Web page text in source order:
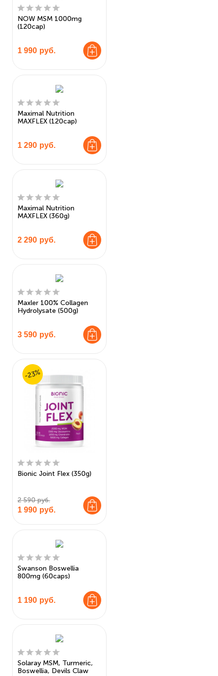
NOW MSM 1000mg
(120cap)
1 990 руб.
Maximal Nutrition
MAXFLEX (120cap)
1 290 руб.
Maximal Nutrition
MAXFLEX (360g)
2 290 руб.
Maxler 100% Collagen
Hydrolysate (500g)
3 590 руб.
Bionic Joint Flex (350g)
2 590 руб.
1 990 руб.
-23%
Swanson Boswellia
800mg (60caps)
1 190 руб.
Solaray MSM, Turmeric,
Boswellia, Devils Claw